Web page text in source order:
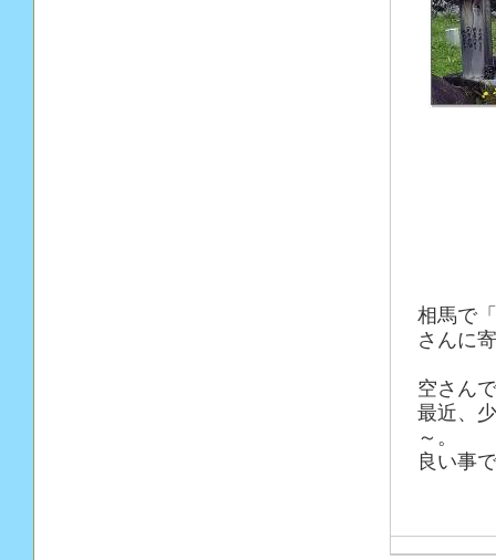
相馬で
さんに
空さん
最近、
～。
良い事